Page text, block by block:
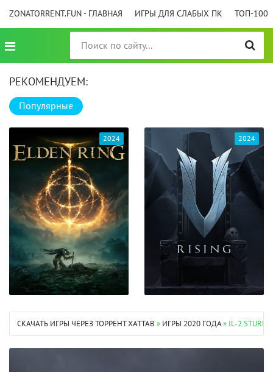
ZONATORRENT.FUN - ГЛАВНАЯ ИГРЫ ДЛЯ СЛАБЫХ ПК ТОП-100
РЕКОМЕНДУЕМ:
Популярные
2024 2024
СКАЧАТЬ ИГРЫ ЧЕРЕЗ ТОРРЕНТ XATTAB » ИГРЫ 2020 ГОДА» IL-2